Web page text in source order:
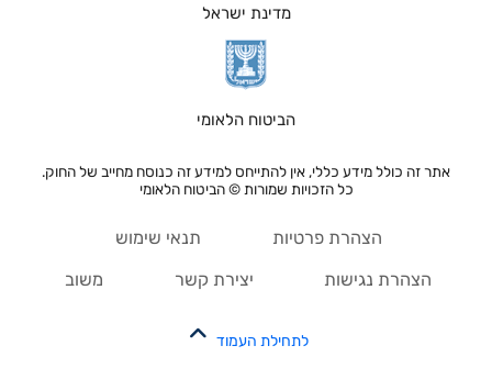
מדינת ישראל
הביטוח הלאומי
אתר זה כולל מידע כללי, אין להתייחס למידע זה כנוסח מחייב של החוק.
כל הזכויות שמורות © הביטוח הלאומי
הצהרת פרטיות תנאי שימוש
הצהרת נגישות יצירת קשר משוב
לתחילת העמוד